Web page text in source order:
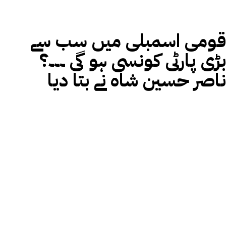
قومی اسمبلی میں سب سے
بڑی پارٹی کونسی ہو گی ۔۔۔؟
ناصر حسین شاہ نے بتا دیا